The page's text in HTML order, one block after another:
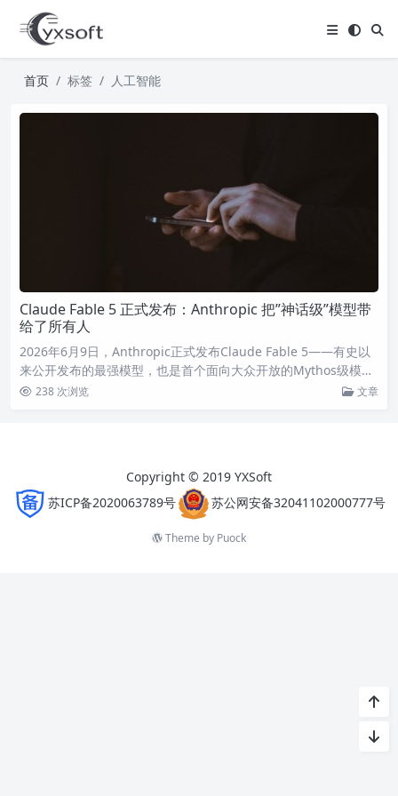
首页 标签 人工智能
Claude Fable 5 正式发布：Anthropic 把”神话级”模型带
给了所有人
2026年6月9日，Anthropic正式发布Claude Fable 5——有史以
来公开发布的最强模型，也是首个面向大众开放的Mythos级模
型。在软件工程、知识工作、视觉理解等多维度达到新SOTA。
238 次浏览 文章
Copyright © 2019 YXSoft
苏ICP备2020063789号
苏公网安备32041102000777号
Theme by Puock